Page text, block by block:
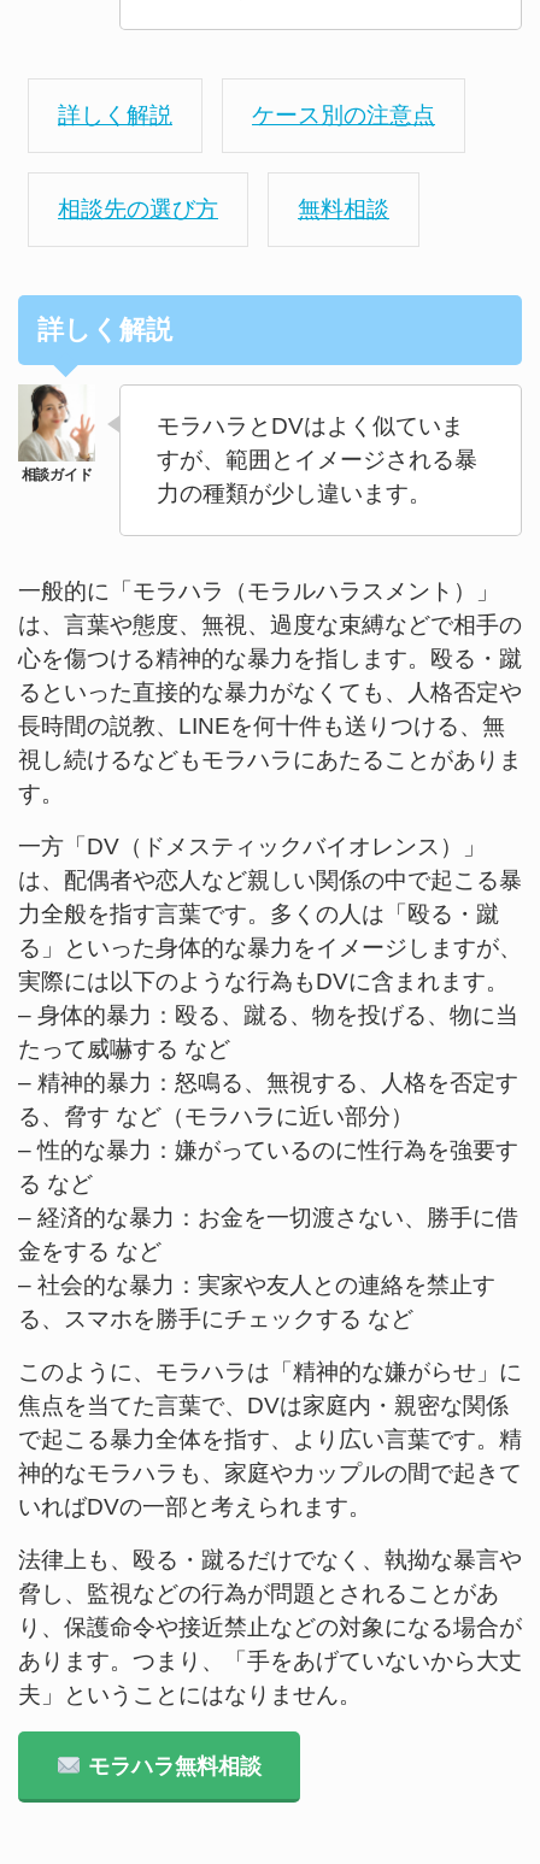
詳しく解説 ケース別の注意点
相談先の選び方 無料相談
詳しく解説
モラハラとDVはよく似ていま
すが、範囲とイメージされる暴
力の種類が少し違います。
一般的に「モラハラ（モラルハラスメント）」
は、言葉や態度、無視、過度な束縛などで相手の
心を傷つける精神的な暴力を指します。殴る・蹴
るといった直接的な暴力がなくても、人格否定や
長時間の説教、LINEを何十件も送りつける、無
視し続けるなどもモラハラにあたることがありま
す。
一方「DV（ドメスティックバイオレンス）」
は、配偶者や恋人など親しい関係の中で起こる暴
力全般を指す言葉です。多くの人は「殴る・蹴
る」といった身体的な暴力をイメージしますが、
実際には以下のような行為もDVに含まれます。
– 身体的暴力：殴る、蹴る、物を投げる、物に当
たって威嚇する など
– 精神的暴力：怒鳴る、無視する、人格を否定す
る、脅す など（モラハラに近い部分）
– 性的な暴力：嫌がっているのに性行為を強要す
る など
– 経済的な暴力：お金を一切渡さない、勝手に借
金をする など
– 社会的な暴力：実家や友人との連絡を禁止す
る、スマホを勝手にチェックする など
このように、モラハラは「精神的な嫌がらせ」に
焦点を当てた言葉で、DVは家庭内・親密な関係
で起こる暴力全体を指す、より広い言葉です。精
神的なモラハラも、家庭やカップルの間で起きて
いればDVの一部と考えられます。
法律上も、殴る・蹴るだけでなく、執拗な暴言や
脅し、監視などの行為が問題とされることがあ
り、保護命令や接近禁止などの対象になる場合が
あります。つまり、「手をあげていないから大丈
夫」ということにはなりません。
モラハラ無料相談